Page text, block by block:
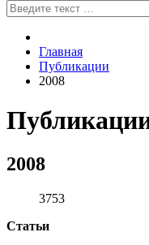
for results.
Главная
Публикации
2008
2008
3753
Статьи